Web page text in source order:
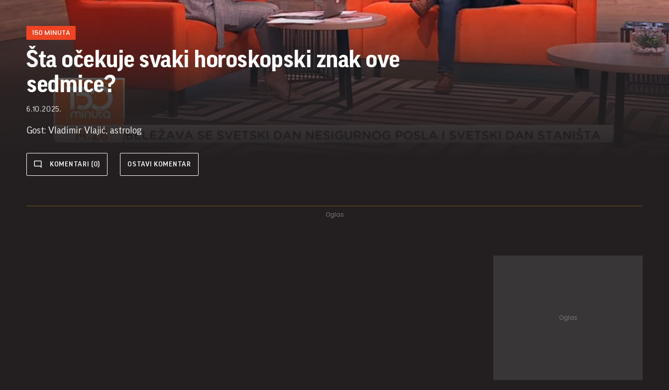
150 MINUTA
Šta očekuje svaki horoskopski znak ove
sedmice?
6.10.2025.
Gost: Vladimir Vlajić, astrolog
KOMENTARI (0) OSTAVI KOMENTAR